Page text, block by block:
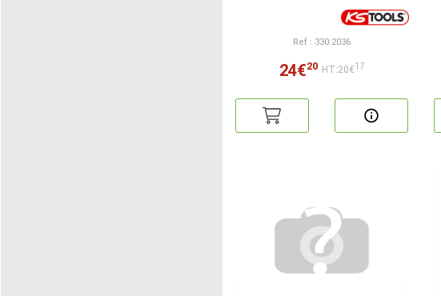
Ref : 330.2036
24€20 HT:20€17